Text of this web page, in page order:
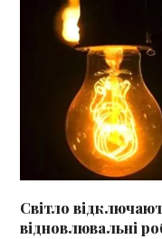
Світло
відновлювальні